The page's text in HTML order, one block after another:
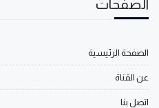
الصفحات
الصفحة الرئيسية
عن القناة
اتصل بنا